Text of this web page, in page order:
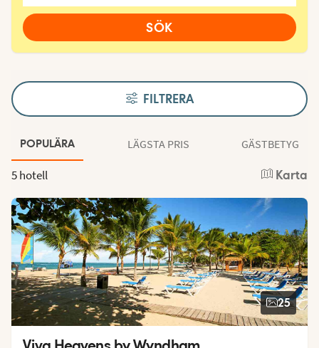
SÖK
FILTRERA
POPULÄRA LÄGSTA PRIS GÄSTBETYG
5 hotell Karta
25